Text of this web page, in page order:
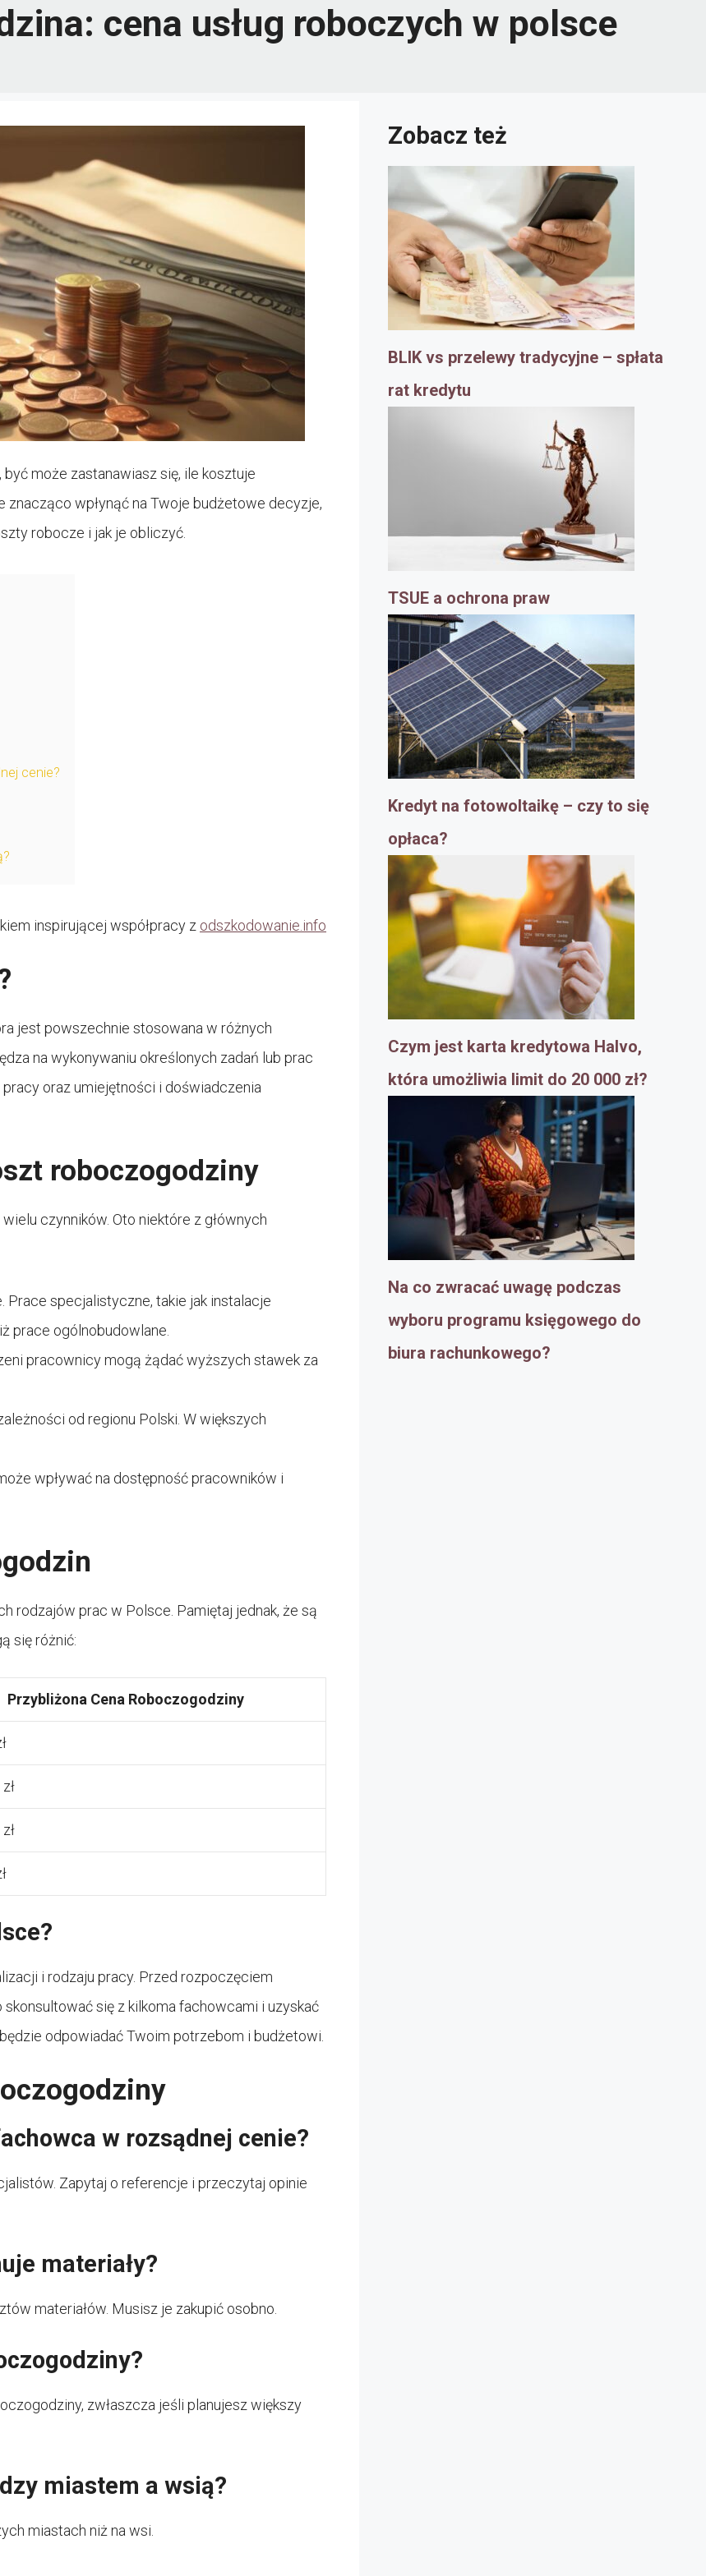
cena usług roboczych w polsce
może zastanawiasz się, ile kosztuje
wpłynąć na Twoje budżetowe decyzje,
robocze i jak je obliczyć.
cenie?
inspirującej współpracy z odszkodowanie.info
jest powszechnie stosowana w różnych
na wykonywaniu określonych zadań lub prac
oraz umiejętności i doświadczenia
roboczogodziny
czynników. Oto niektóre z głównych
Prace specjalistyczne, takie jak instalacje
prace ogólnobudowlane.
pracownicy mogą żądać wyższych stawek za
od regionu Polski. W większych
wpływać na dostępność pracowników i
rodzajów prac w Polsce. Pamiętaj jednak, że są
się różnić:
Przybliżona Cena Roboczogodziny
i rodzaju pracy. Przed rozpoczęciem
się z kilkoma fachowcami i uzyskać
odpowiadać Twoim potrzebom i budżetowi.
w rozsądnej cenie?
Zapytaj o referencje i przeczytaj opinie
materiały?
materiałów. Musisz je zakupić osobno.
zwłaszcza jeśli planujesz większy
miastem a wsią?
miastach niż na wsi.
Zobacz też
BLIK vs przelewy tradycyjne – spłata
rat kredytu
TSUE a ochrona praw
Kredyt na fotowoltaikę – czy to się
opłaca?
Czym jest karta kredytowa Halvo,
która umożliwia limit do 20 000 zł?
Na co zwracać uwagę podczas
wyboru programu księgowego do
biura rachunkowego?